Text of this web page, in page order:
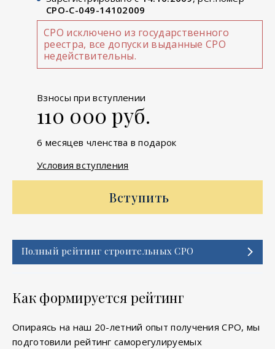
СРО-С-049-14102009
СРО исключено из государственного
реестра, все допуски выданные СРО
недействительны.
Взносы при вступлении
110 000 руб.
6 месяцев членства в подарок
Условия вступления
Вступить
Полный рейтинг строительных СРО
Как формируется рейтинг
Опираясь на наш 20-летний опыт получения СРО, мы
подготовили рейтинг саморегулируемых